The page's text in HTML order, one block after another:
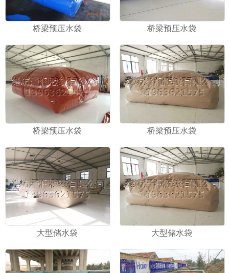
桥梁预压水袋 桥梁预压水袋
桥梁预压水袋 桥梁预压水袋
大型储水袋 大型储水袋